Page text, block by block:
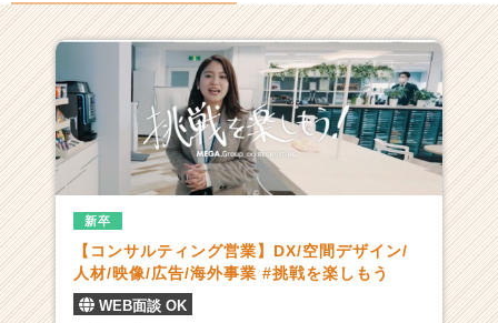
-
“5
0
0
0
社
に
1
社”の
0
周
年！
D
新卒
【コンサルティング営業】DX/空間デザイン/
人材/映像/広告/海外事業 #挑戦を楽しもう
WEB面談 OK